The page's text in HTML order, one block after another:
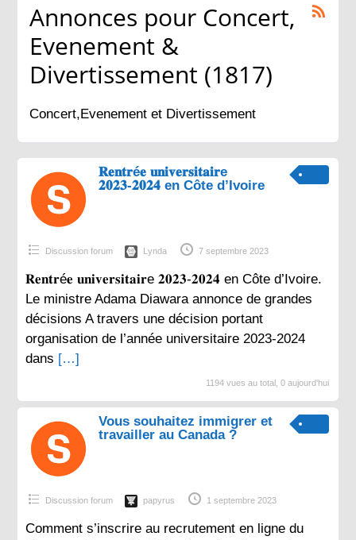
Annonces pour Concert,
Evenement &
Divertissement (1817)
Concert,Evenement et Divertissement
𝐑𝐞𝐧𝐭𝐫é𝐞 𝐮𝐧𝐢𝐯𝐞𝐫𝐬𝐢𝐭𝐚𝐢𝐫e
𝟐𝟎𝟐𝟑-𝟐𝟎𝟐𝟒 en Côte d’Ivoire
Discussion forum Lynda 7 septembre 2023
𝐑𝐞𝐧𝐭𝐫é𝐞 𝐮𝐧𝐢𝐯𝐞𝐫𝐬𝐢𝐭𝐚𝐢𝐫e 𝟐𝟎𝟐𝟑-𝟐𝟎𝟐𝟒 en Côte d’Ivoire.
Le ministre Adama Diawara annonce de grandes
décisions A travers une décision portant
organisation de l’année universitaire 2023-2024
dans […]
1194 vues au total, 0 aujourd'hui
Vous souhaitez immigrer et
travailler au Canada ?
Discussion forum papyrus 1 septembre 2023
Comment s’inscrire au recrutement en ligne du